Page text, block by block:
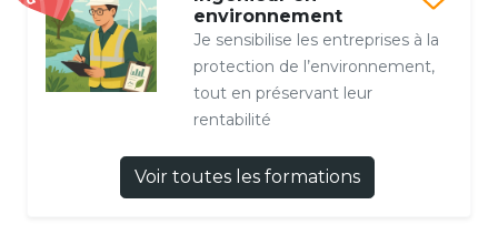
environnement
Je sensibilise les entreprises à la
protection de l’environnement,
tout en préservant leur
rentabilité
Voir toutes les formations